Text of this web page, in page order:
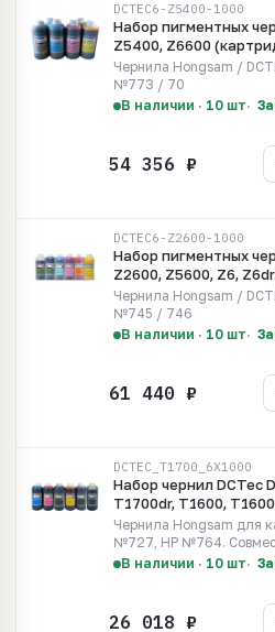
DCTEC6-Z5400-1000
Набор пигментных
Z5400, Z6600
мл. Серия 197690
Чернила Hongsam /
№773 / 70
В наличии · 10 шт
DCTEC6-Z2600-1000
Набор пигментных
Z2600, Z5600, Z6,
6x1000 мл. Серия
Чернила Hongsam /
№745 / 746
В наличии · 10 шт
DCTEC_T1700_6X1000
Набор чернил DCTec
T1700dr, T1600,
T7200) 6x1000мл
остальные водные)
Чернила Hongsam для
№727, HP №764.
DesignJet T790, T2530,
В наличии · 10 шт